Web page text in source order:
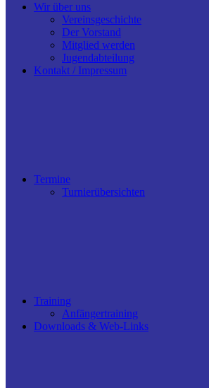
Wir über uns
Vereinsgeschichte
Der Vorstand
Mitglied werden
Jugendabteilung
Kontakt / Impressum
Termine
Turnierübersichten
Training
Anfängertraining
Downloads & Web-Links